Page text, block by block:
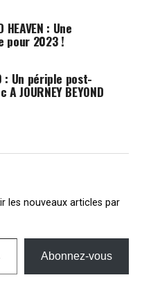
HEAVEN : Une
pour 2023 !
: Un périple post-
JOURNEY BEYOND
les nouveaux articles par
Abonnez-vous